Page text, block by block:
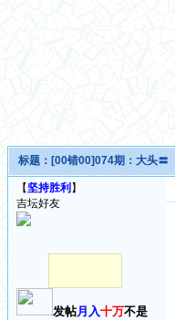
标题： [00错00]074期：大头
【 坚持胜利 】
吉坛好友
发帖月入十万不是